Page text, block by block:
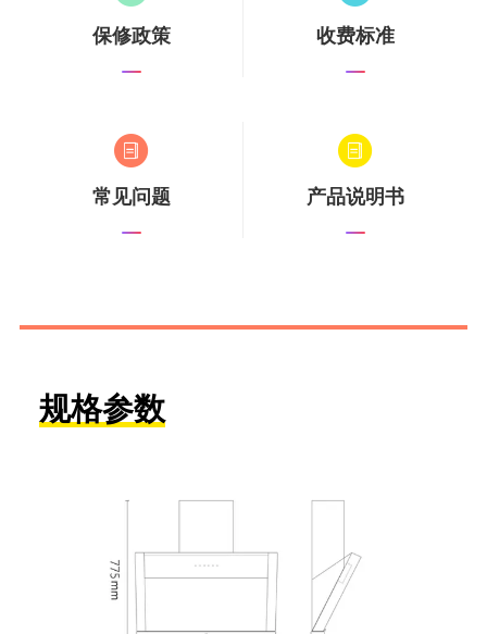
保修政策 收费标准
常见问题 产品说明书
规格参数